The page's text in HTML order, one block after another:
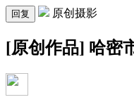
回复 原创摄影
[原创作品] 哈密